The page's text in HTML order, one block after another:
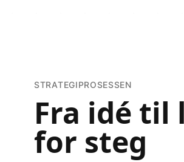
STRATEGIPROSESSEN
Fra idé
for steg